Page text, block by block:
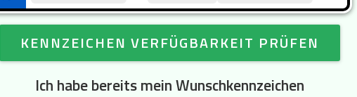
KENNZEICHEN VERFÜGBARKEIT PRÜFEN
Ich habe bereits mein Wunschkennzeichen